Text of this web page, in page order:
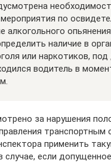
по
алкогольного
наличие в
или наркотиков,
водитель в
за нарушения
транспортным
применить
случае, если